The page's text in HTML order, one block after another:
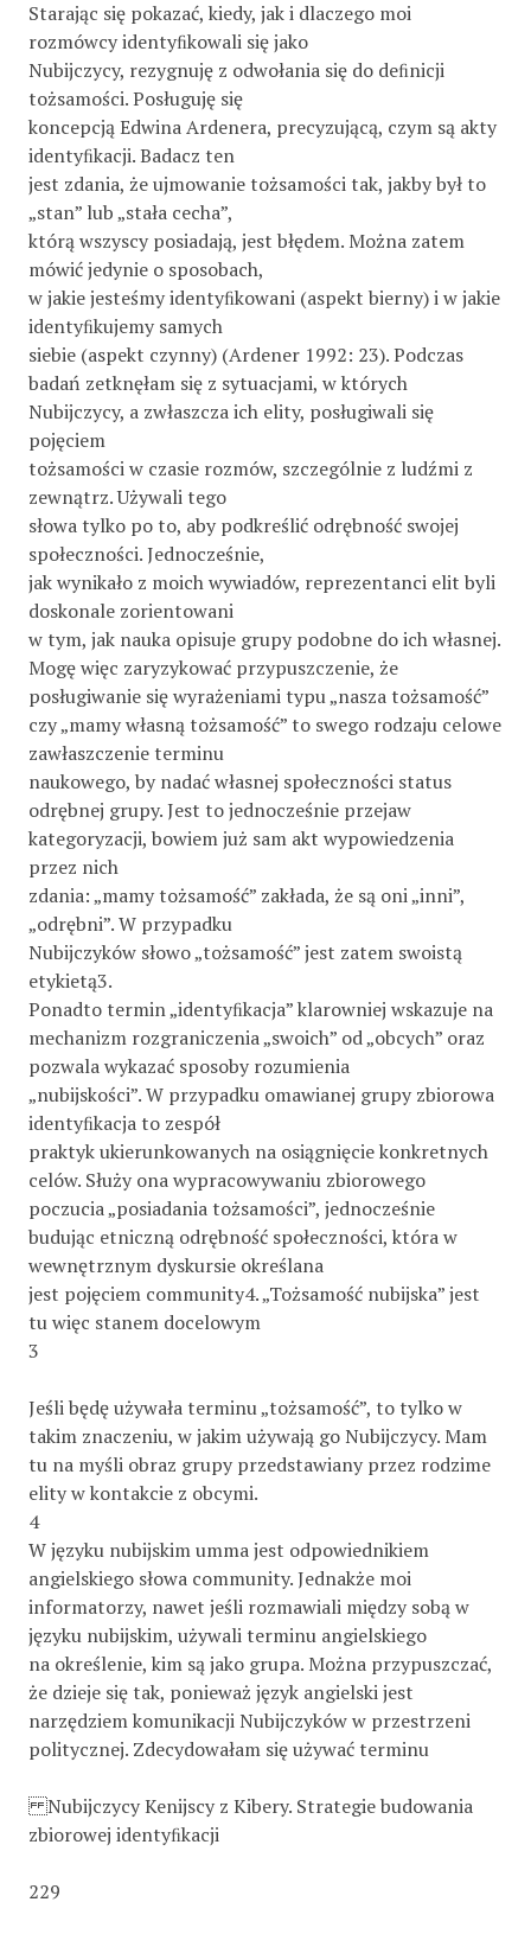
Starając się pokazać, kiedy, jak i dlaczego moi
rozmówcy identyﬁkowali się jako
Nubijczycy, rezygnuję z odwołania się do deﬁnicji
tożsamości. Posługuję się
koncepcją Edwina Ardenera, precyzującą, czym są akty
identyﬁkacji. Badacz ten
jest zdania, że ujmowanie tożsamości tak, jakby był to
„stan” lub „stała cecha”,
którą wszyscy posiadają, jest błędem. Można zatem
mówić jedynie o sposobach,
w jakie jesteśmy identyﬁkowani (aspekt bierny) i w jakie
identyﬁkujemy samych
siebie (aspekt czynny) (Ardener 1992: 23). Podczas
badań zetknęłam się z sytuacjami, w których
Nubijczycy, a zwłaszcza ich elity, posługiwali się
pojęciem
tożsamości w czasie rozmów, szczególnie z ludźmi z
zewnątrz. Używali tego
słowa tylko po to, aby podkreślić odrębność swojej
społeczności. Jednocześnie,
jak wynikało z moich wywiadów, reprezentanci elit byli
doskonale zorientowani
w tym, jak nauka opisuje grupy podobne do ich własnej.
Mogę więc zaryzykować przypuszczenie, że
posługiwanie się wyrażeniami typu „nasza tożsamość”
czy „mamy własną tożsamość” to swego rodzaju celowe
zawłaszczenie terminu
naukowego, by nadać własnej społeczności status
odrębnej grupy. Jest to jednocześnie przejaw
kategoryzacji, bowiem już sam akt wypowiedzenia
przez nich
zdania: „mamy tożsamość” zakłada, że są oni „inni”,
„odrębni”. W przypadku
Nubijczyków słowo „tożsamość” jest zatem swoistą
etykietą3.
Ponadto termin „identyﬁkacja” klarowniej wskazuje na
mechanizm rozgraniczenia „swoich” od „obcych” oraz
pozwala wykazać sposoby rozumienia
„nubijskości”. W przypadku omawianej grupy zbiorowa
identyﬁkacja to zespół
praktyk ukierunkowanych na osiągnięcie konkretnych
celów. Służy ona wypracowywaniu zbiorowego
poczucia „posiadania tożsamości”, jednocześnie
budując etniczną odrębność społeczności, która w
wewnętrznym dyskursie określana
jest pojęciem community4. „Tożsamość nubijska” jest
tu więc stanem docelowym
3
Jeśli będę używała terminu „tożsamość”, to tylko w
takim znaczeniu, w jakim używają go Nubijczycy. Mam
tu na myśli obraz grupy przedstawiany przez rodzime
elity w kontakcie z obcymi.
4
W języku nubijskim umma jest odpowiednikiem
angielskiego słowa community. Jednakże moi
informatorzy, nawet jeśli rozmawiali między sobą w
języku nubijskim, używali terminu angielskiego
na określenie, kim są jako grupa. Można przypuszczać,
że dzieje się tak, ponieważ język angielski jest
narzędziem komunikacji Nubijczyków w przestrzeni
politycznej. Zdecydowałam się używać terminu
Nubijczycy Kenijscy z Kibery. Strategie budowania
zbiorowej identyﬁkacji
229